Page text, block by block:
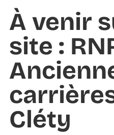
À venir
site :
Cléty